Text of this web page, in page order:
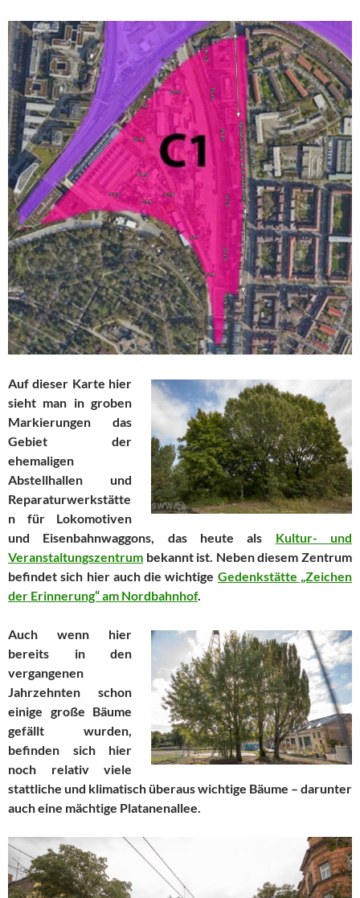
Auf dieser Karte hier
sieht man in groben
Markierungen das
Gebiet der
ehemaligen
Abstellhallen und
Reparaturwerkstätte
n für Lokomotiven
und Eisenbahnwaggons, das heute als Kultur- und
Veranstaltungszentrum bekannt ist. Neben diesem Zentrum
befindet sich hier auch die wichtige Gedenkstätte „Zeichen
der Erinnerung“ am Nordbahnhof.
Auch wenn hier
bereits in den
vergangenen
Jahrzehnten schon
einige große Bäume
gefällt wurden,
befinden sich hier
noch relativ viele
stattliche und klimatisch überaus wichtige Bäume – darunter
auch eine mächtige Platanenallee.